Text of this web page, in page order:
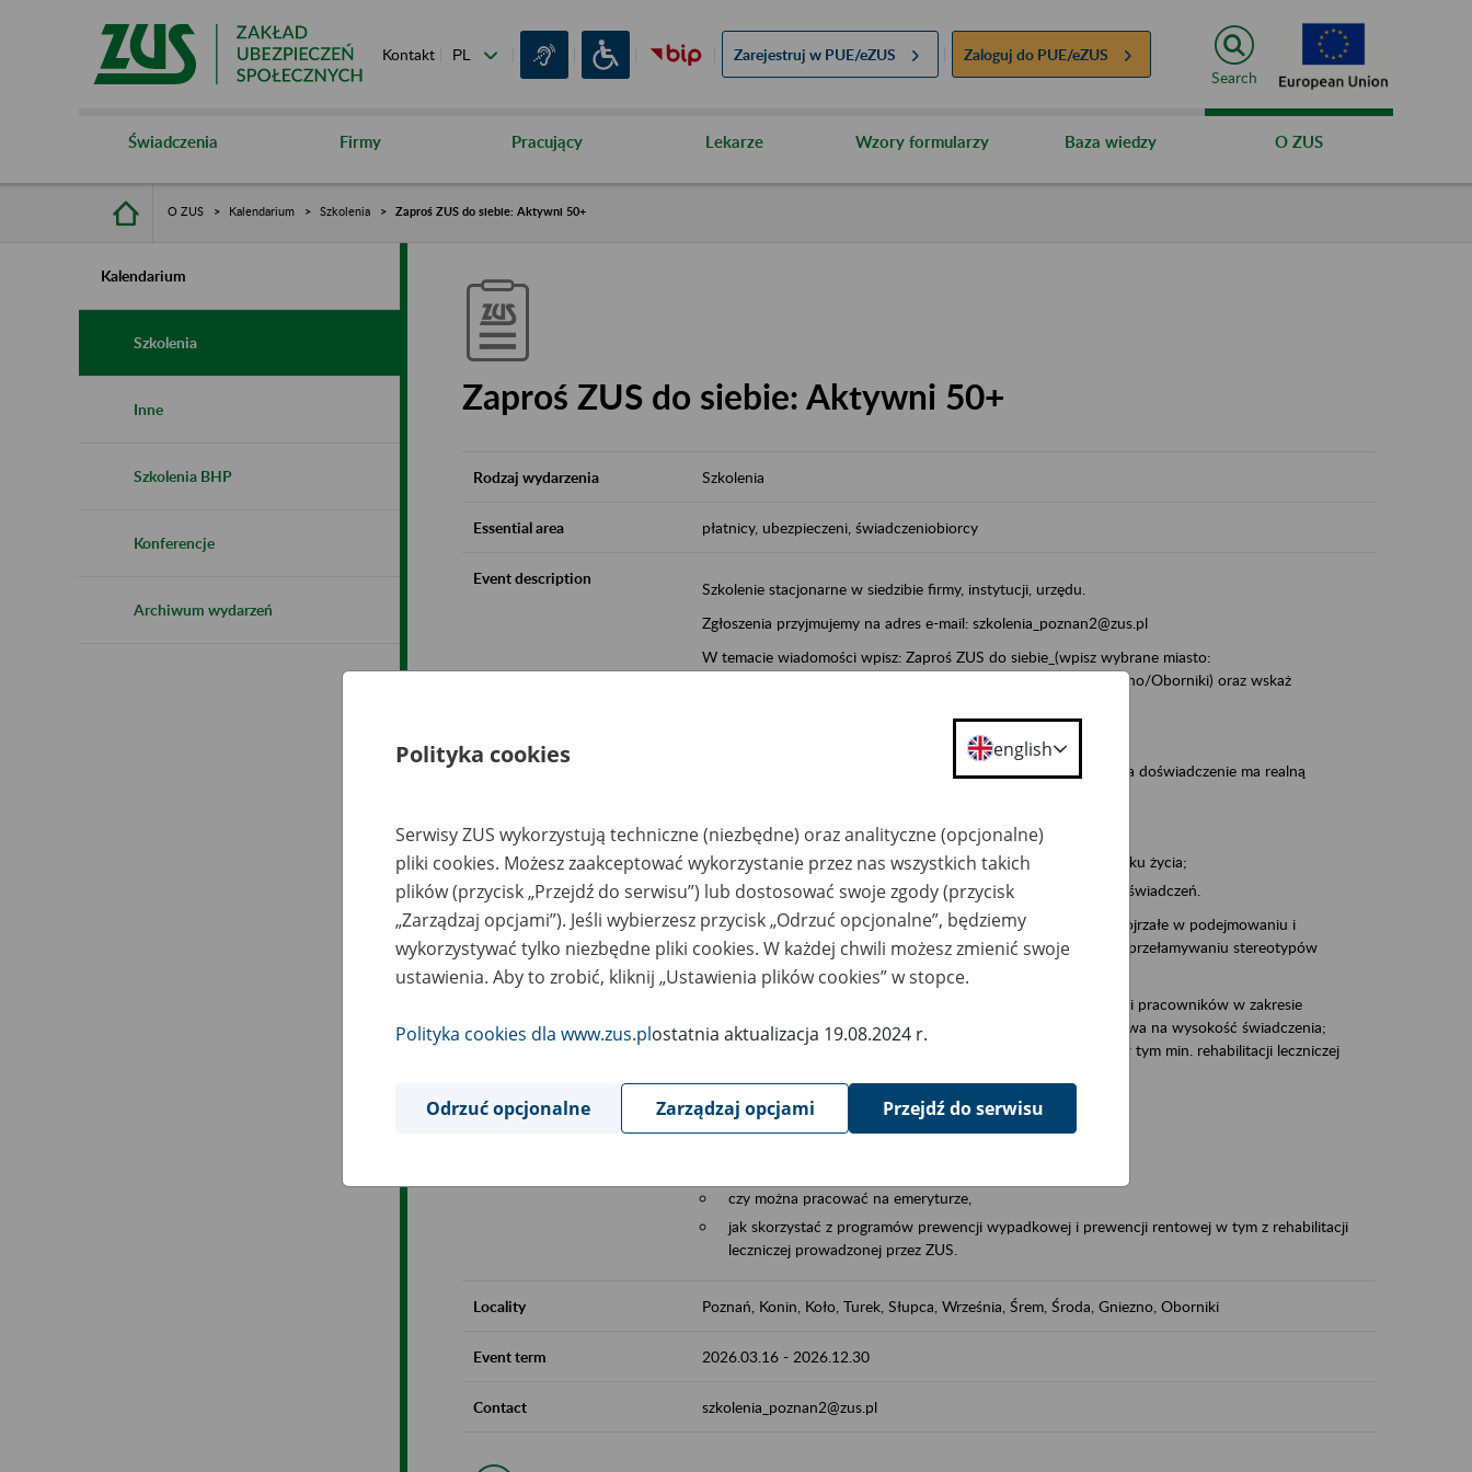
Kontakt Zarejestruj w PUE/eZUS Zaloguj do PUE/eZUS
Search
Świadczenia Firmy Pracujący Lekarze Wzory formularzy Baza wiedzy O ZUS
O ZUS Kalendarium Szkolenia Zaproś ZUS do siebie: Aktywni 50+
Kalendarium
Szkolenia
Inne
Szkolenia BHP
Konferencje
Archiwum wydarzeń
Zaproś ZUS do siebie: Aktywni 50+
Rodzaj wydarzenia Szkolenia
Essential area płatnicy, ubezpieczeni, świadczeniobiorcy
Event description
Szkolenie stacjonarne w siedzibie firmy, instytucji, urzędu.
Zgłoszenia przyjmujemy na adres e-mail: szkolenia_poznan2@zus.pl
W temacie wiadomości wpisz: Zaproś ZUS do siebie_(wpisz wybrane miasto:
Poznań/Konin/Koło/Turek/Słupca/Września/Śrem/Środa/Gniezno/Oborniki) oraz wskaż
Aktywni 50+ to inicjatywa, która pokazuje, że wiek jest atutem, a doświadczenie ma realną
Program ten to:
promocja aktywności zawodowej osób po pięćdziesiątym roku życia;
zachęcanie do świadomego planowania kariery i przyszłych świadczeń.
ZUS przez działania informacyjne i edukacyjne wspiera osoby dojrzałe w podejmowaniu i
kontynuowaniu aktywności zawodowej, dbaniu o zdrowie oraz przełamywaniu stereotypów
związanych z wiekiem.
Aktywni 50+ to współpraca ZUS z organizacjami pracodawców i pracowników w zakresie
edukowania nt. systemu emerytalnego w Polsce – tego co wpływa na wysokość świadczenia;
działań z obszaru prewencji wypadkowej i prewencji rentowej w tym min. rehabilitacji leczniczej
W ramach inicjatywy Aktywni 50+, ZUS edukuje:
czy można pracować na emeryturze,
jak skorzystać z programów prewencji wypadkowej i prewencji rentowej w tym z rehabilitacji
leczniczej prowadzonej przez ZUS.
Locality Poznań, Konin, Koło, Turek, Słupca, Września, Śrem, Środa, Gniezno, Oborniki
Event term 2026.03.16 - 2026.12.30
Contact szkolenia_poznan2@zus.pl
Polityka cookies english
Serwisy ZUS wykorzystują techniczne (niezbędne) oraz analityczne (opcjonalne)
pliki cookies. Możesz zaakceptować wykorzystanie przez nas wszystkich takich
plików (przycisk „Przejdź do serwisu”) lub dostosować swoje zgody (przycisk
„Zarządzaj opcjami”). Jeśli wybierzesz przycisk „Odrzuć opcjonalne”, będziemy
wykorzystywać tylko niezbędne pliki cookies. W każdej chwili możesz zmienić swoje
ustawienia. Aby to zrobić, kliknij „Ustawienia plików cookies” w stopce.
Polityka cookies dla www.zus.plostatnia aktualizacja 19.08.2024 r.
Odrzuć opcjonalne Zarządzaj opcjami Przejdź do serwisu